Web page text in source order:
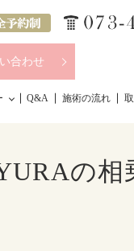
Q&A 施術の流れ
合わせ
の